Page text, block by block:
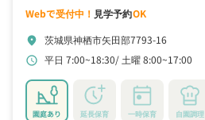
Webで受付中！ 見学予約OK
location_on 茨城県神栖市矢田部7793-16
schedule 平日 7:00~18:30 土曜 8:00~17:00
園庭あり 延長保育 一時保育 自園調理